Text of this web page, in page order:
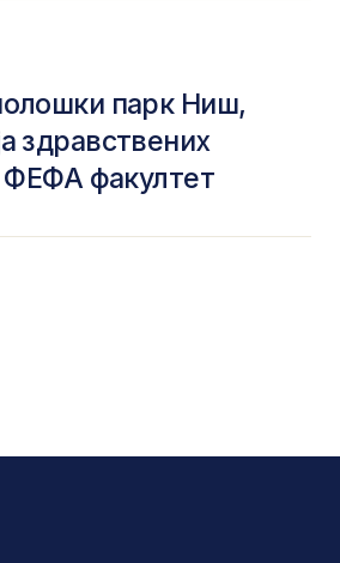
парк Ниш,
здравствених
ФЕФА факултет